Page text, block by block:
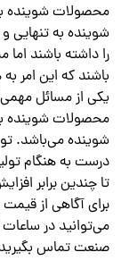
محصولات شوینده
شوینده به تنهایی
را داشته باشند
باشند که این امر
یکی از مسائل مهمی
محصولات شوینده
شوینده می‌باشد.
درست به هنگام
تا چندین برابر
برای آگاهی از
می‌توانید در
صنعت تماس